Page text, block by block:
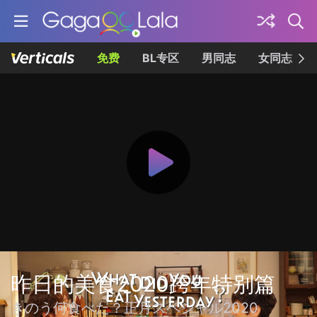
免费 BL专区 男同志 女同志
昨日的美食2020跨年特别篇
きのう何食べた？正月スペシャル2020